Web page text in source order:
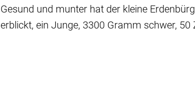
Gesund und munter hat der kleine
erblickt, ein Junge, 3300 Gramm schwer, 50